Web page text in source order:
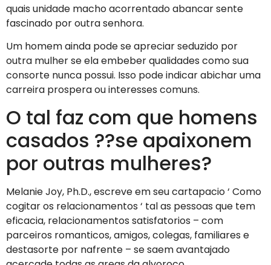
quais unidade macho acorrentado abancar sente
fascinado por outra senhora.
Um homem ainda pode se apreciar seduzido por
outra mulher se ela embeber qualidades como sua
consorte nunca possui. Isso pode indicar abichar uma
carreira prospera ou interesses comuns.
O tal faz com que homens
casados ??se apaixonem
por outras mulheres?
Melanie Joy, Ph.D., escreve em seu cartapacio ‘ Como
cogitar os relacionamentos ‘ tal as pessoas que tem
eficacia, relacionamentos satisfatorios – com
parceiros romanticos, amigos, colegas, familiares e
destasorte por nafrente – se saem avantajado